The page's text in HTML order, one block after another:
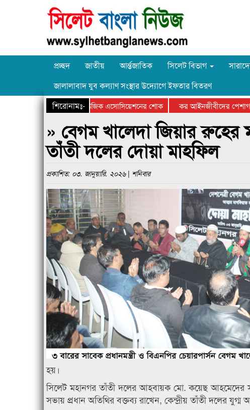
প্রচ্ছদ জাতীয় আর্ন্তজাতিক সিলেট বিভাগ
জালালাবাদ যুব কল্যাণ সংস্থার উদ্যোগে ইফতার বিতরণ
শিরোনামঃ-
ভৈরবীর মৃত্যুতে সিলেট মিউজিক এসোসিয়েশনের শোক কর আইনজীবীদের পেশাগত
» বেগম খালেদা জিয়ার রুহের
তাঁতী দলের দোয়া মাহফিল
প্রকাশিত: ০৩. জানুয়ারি. ২০২৬ | শনিবার
হয়।
সিলেট মহানগর তাঁতী দলের আহবায়ক মো. কয়েছ আহমেদের
সভায় প্রধান অতিথির বক্তব্য রাখেন, কেন্দ্রীয় তাঁতী দলের